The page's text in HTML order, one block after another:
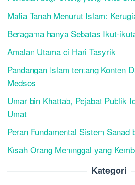
Mafia Tanah Menurut Islam:
Beragama hanya Sebatas Ikut-
Amalan Utama di Hari Tasyrik
Pandangan Islam tentang Konten
Medsos
Umar bin Khattab, Pejabat Publik
Umat
Peran Fundamental Sistem Sanad
Kisah Orang Meninggal yang
Kategori